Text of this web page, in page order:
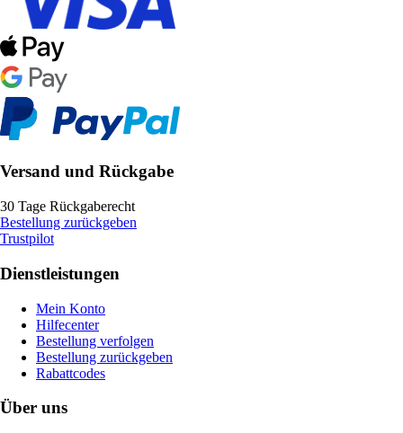
Versand und Rückgabe
30 Tage Rückgaberecht
Bestellung zurückgeben
Trustpilot
Dienstleistungen
Mein Konto
Hilfecenter
Bestellung verfolgen
Bestellung zurückgeben
Rabattcodes
Über uns